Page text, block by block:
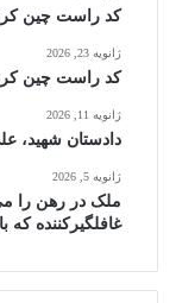
کد راست چین
ژانویه 23, 2026
کد راست چین
ژانویه 11, 2026
دادستان شهید،
ژانویه 5, 2026
غافلگیرکننده که